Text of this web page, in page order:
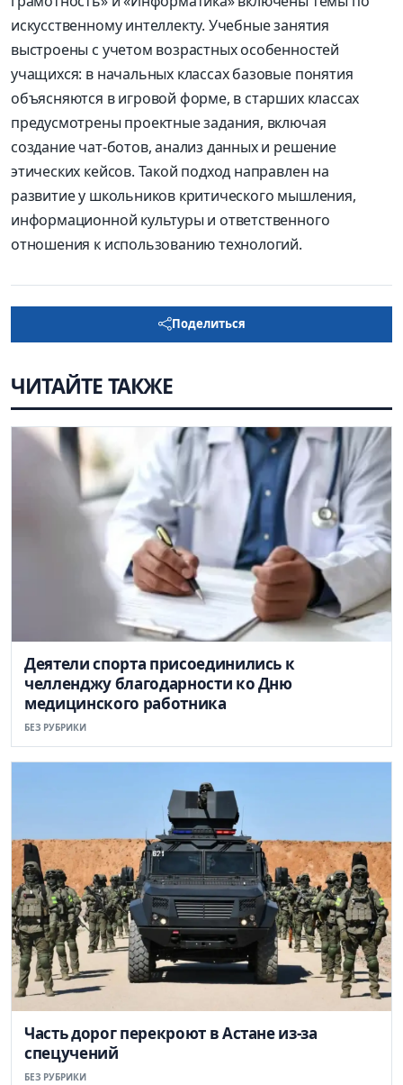
искусственному интеллекту. Учебные занятия
выстроены с учетом возрастных особенностей
учащихся: в начальных классах базовые понятия
объясняются в игровой форме, в старших классах
предусмотрены проектные задания, включая
создание чат-ботов, анализ данных и решение
этических кейсов. Такой подход направлен на
развитие у школьников критического мышления,
информационной культуры и ответственного
отношения к использованию технологий.
Поделиться
ЧИТАЙТЕ ТАКЖЕ
Деятели спорта присоединились к
челленджу благодарности ко Дню
медицинского работника
БЕЗ РУБРИКИ
Часть дорог перекроют в Астане из-за
спецучений
БЕЗ РУБРИКИ